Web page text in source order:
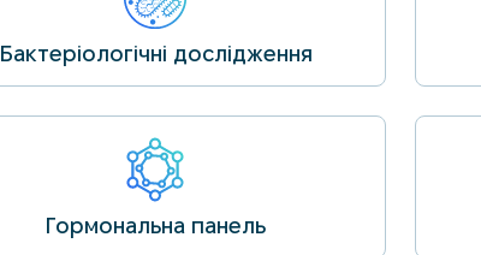
Бактеріологічні дослідження
Гормональна панель